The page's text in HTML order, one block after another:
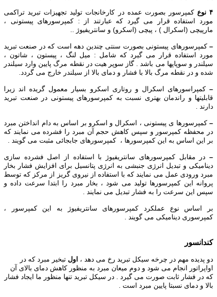
۴ نوع
کمپرسور بصورت عمده در کارخانجات تولید تجهیزات تبرید تراکمی
مورد استفاده قرار می گیرد که عبارتند از : کمپرسورهای پیستونی ،
مارپیچی (اسکرال ) ، پیچی (اسکرو) و سانتریفیوژ ..
– کمپرسورهای پیستونی بصورت سنتی چندین دهه است که در صنعت تبرید
مورد استفاده قرار می گیرد که شامل : میل لنگ ، پیستون ، شاتون ،
سیلندر و سوپاپها می باشد . گاز سوپر هیت در نقطه مرگ پایین وارد سیلندر
شده و در نقطه مرگ بالا با فشار و دمای بالا از سیلندر خارج می گردد.
–کمپراسورهای اسکرال و روتاری اسکرو بسیار معمول گریده اند زیرا
قابلیتها و راندمان بهتری نسبت به کمپرسورهای پیستونی در صنعت تبرید
دارند .
– کمپرسورها ی پیستونی ، اسکرال و اسکرو بر اساس به دام انداختن مبرد
در محفظه کمپرسور و سپس کاهش حجم آن مبرد را فشرده می نمایند که
بر این اساس به این کمپرسورها ، کمپرسورهای جابجائی مثبت می گویند .
– در مقابل کمپرسورهای سانتریفیوژ با استفاده از اصل فشرده سازی
دینامیکی و تبدیل انرژی جنبشی به انرژی پتانسیل برای افزایش فشار بخار
مبرد ورودی عمل می نمایند که با استفاده از نیروی گریز از مرکز که توسط
پروانه این کمپرسورها تولید می شود ، بخار مبرد را ابتدا سرعت داده و
سپس این سرعت را به فشار تبدیل می نمایند .
بر اساس نوع عملکرد کمپرسورهای سانتریفیوژ به این کمپرسور ،
کمپرسوری دینامیکی می گویند .
کندانسور
دو پدیده مهم در چرخه سیکل تبرید رخ می دهد ، اول تبخیر مبرد که در
اواپراتور انجام می شود و دوم میعان مبرد به منظور کاهش دمای بالای آن
که در فشار ثابت صورت می گیرد . در سیکل تبرید تنها منظور ما ایجاد فشار
بالا و دمای نسبتا پایین مبرد است .